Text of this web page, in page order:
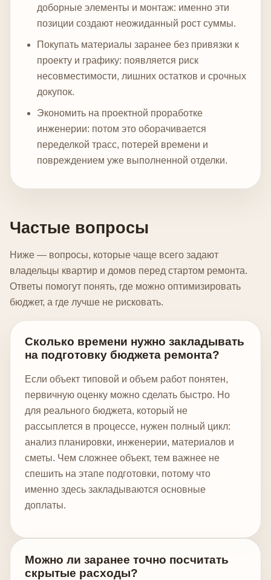
доборные элементы и монтаж: именно эти
позиции создают неожиданный рост суммы.
Покупать материалы заранее без привязки к
проекту и графику: появляется риск
несовместимости, лишних остатков и срочных
докупок.
Экономить на проектной проработке
инженерии: потом это оборачивается
переделкой трасс, потерей времени и
повреждением уже выполненной отделки.
Частые вопросы
Ниже — вопросы, которые чаще всего задают
владельцы квартир и домов перед стартом ремонта.
Ответы помогут понять, где можно оптимизировать
бюджет, а где лучше не рисковать.
Сколько времени нужно закладывать
на подготовку бюджета ремонта?
Если объект типовой и объем работ понятен,
первичную оценку можно сделать быстро. Но
для реального бюджета, который не
рассыплется в процессе, нужен полный цикл:
анализ планировки, инженерии, материалов и
сметы. Чем сложнее объект, тем важнее не
спешить на этапе подготовки, потому что
именно здесь закладываются основные
доплаты.
Можно ли заранее точно посчитать
скрытые расходы?